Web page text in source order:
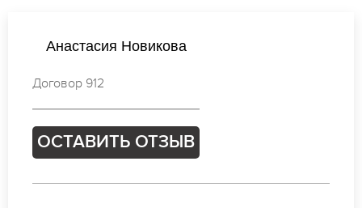
Валентина Соколова
Договор 867
ОСТАВИТЬ ОТЗЫВ